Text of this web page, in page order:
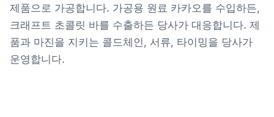
제품으로 가공합니다. 가공용 원료 카카오를 수입하든,
크래프트 초콜릿 바를 수출하든 당사가 대응합니다. 제
품과 마진을 지키는 콜드체인, 서류, 타이밍을 당사가
운영합니다.